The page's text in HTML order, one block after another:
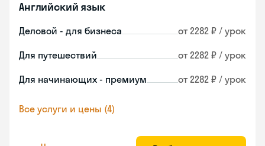
Английский язык
Деловой - для бизнеса от 2282 ₽ / урок
Для путешествий от 2282 ₽ / урок
Для начинающих - премиум от 2282 ₽ / урок
Все услуги и цены (4)